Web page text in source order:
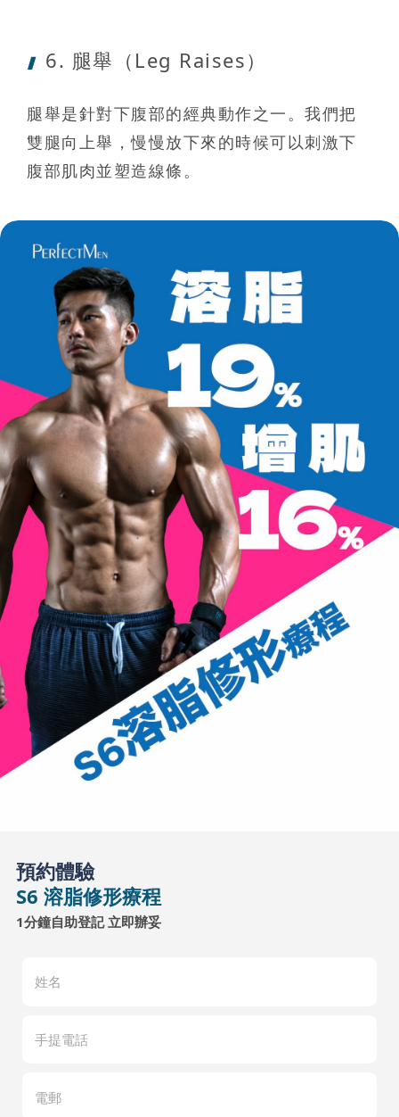
6. 腿舉（Leg Raises）
腿舉是針對下腹部的經典動作之一。我們把
雙腿向上舉，慢慢放下來的時候可以刺激下
腹部肌肉並塑造線條。
預約體驗
S6 溶脂修形療程
1分鐘自助登記 立即辦妥